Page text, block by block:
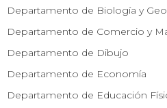
Departamento de Biología y
Departamento de Comercio y
Departamento de Dibujo
Departamento de Economía
Departamento de Educación